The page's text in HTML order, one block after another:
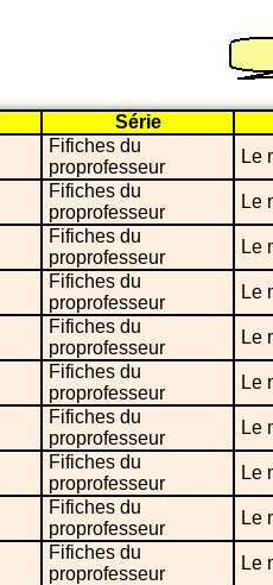
Série
Fifiches du
proprofesseur
Le
Fifiches du
proprofesseur
Le
Fifiches du
proprofesseur
Le
Fifiches du
proprofesseur
Le
Fifiches du
proprofesseur
Le
Fifiches du
proprofesseur
Le
Fifiches du
proprofesseur
Le
Fifiches du
proprofesseur
Le
Fifiches du
proprofesseur
Le
Fifiches du
proprofesseur
Le